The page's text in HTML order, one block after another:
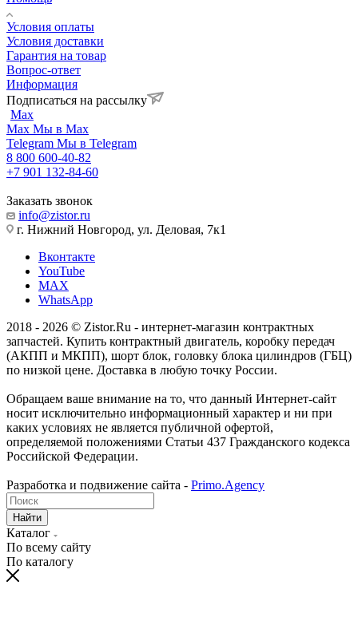
Условия оплаты
Условия доставки
Гарантия на товар
Вопрос-ответ
Информация
Подписаться на рассылку
Max
Max Мы в Max
Telegram Мы в Telegram
8 800 600-40-82
+7 901 132-84-60
Заказать звонок
info@zistor.ru
г. Нижний Новгород, ул. Деловая, 7к1
Вконтакте
YouTube
MAX
WhatsApp
2018 - 2026 © Zistor.Ru - интернет-магазин контрактных
запчастей. Купить контрактный двигатель, коробку передач
(АКПП и МКПП), шорт блок, головку блока цилиндров (ГБЦ)
по низкой цене. Доставка в любую точку России.
Обращаем ваше внимание на то, что данный Интернет-сайт
носит исключительно информационный характер и ни при
каких условиях не является публичной офертой,
определяемой положениями Статьи 437 Гражданского кодекса
Российской Федерации.
Разработка и подвижение сайта - Primo.Agency
Найти
Каталог
По всему сайту
По каталогу